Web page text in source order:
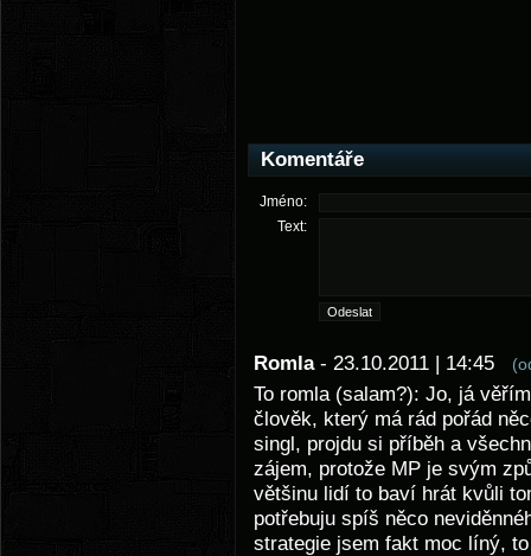
Komentáře
Jméno:
Text:
Romla - 23.10.2011 | 14:45
To romla (salam?): Jo, já
člověk, který má rád pořád
singl, projdu si příběh a
zájem, protože MP je svým
většinu lidí to baví hrát kvůli
potřebuju spíš něco
strategie jsem fakt moc líný,